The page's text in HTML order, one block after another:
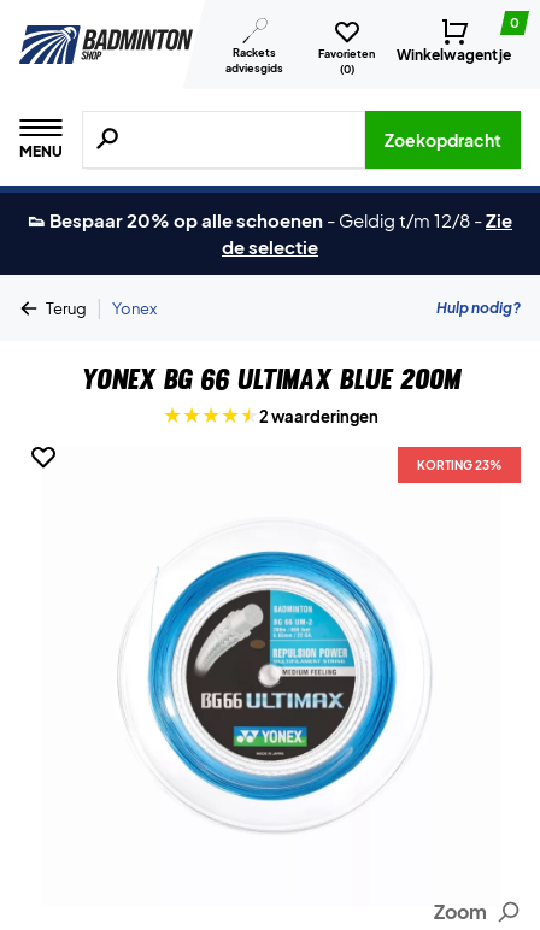
Rackets
adviesgids
Favorieten
(0)
0
Winkelwagentje
MENU
Zoeken naar producten, merken etc.
Zoekopdracht
👟 Bespaar 20% op alle schoenen - Geldig t/m 12/8 -Zie
de selectie
Terug | Yonex Hulp nodig?
Yonex BG 66 Ultimax Blue 200m
2 waarderingen
KORTING 23%
Zoom